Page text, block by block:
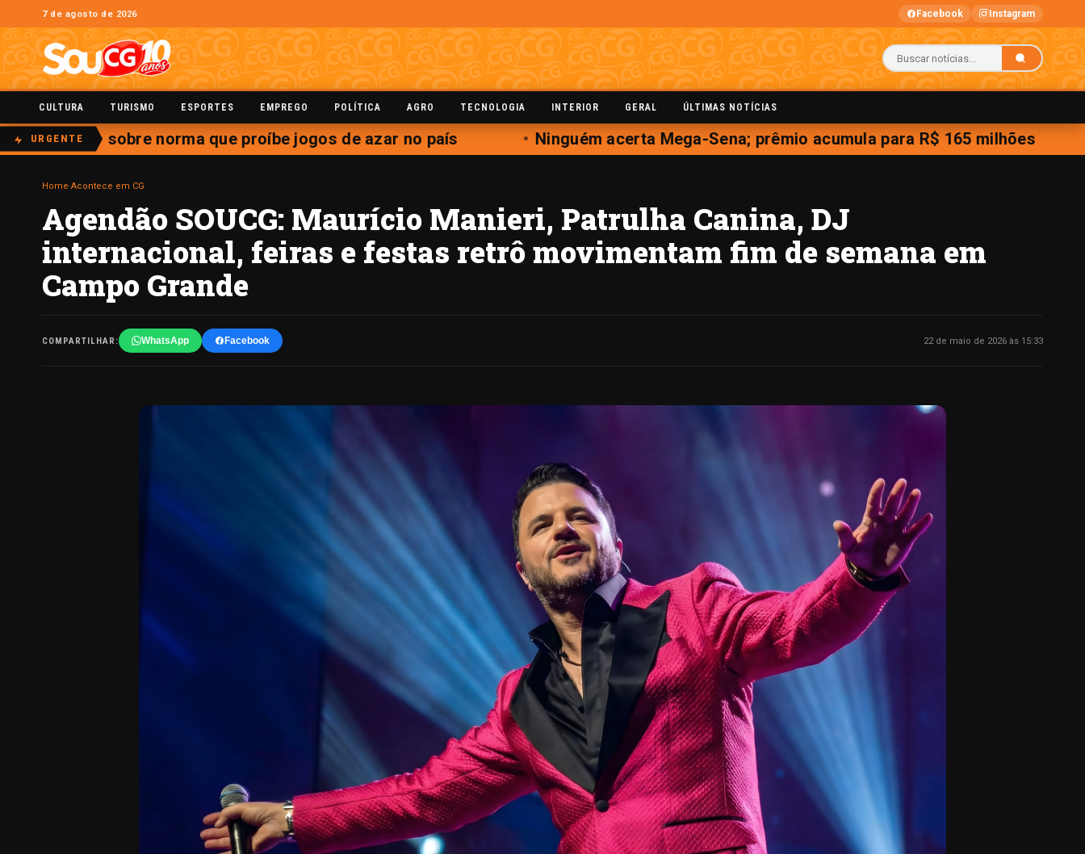
7 de agosto de 2026 Facebook Instagram
CULTURA TURISMO ESPORTES EMPREGO POLÍTICA AGRO TECNOLOGIA INTERIOR GERAL ÚLTIMAS NOTÍCIAS
URGENTE sobre norma que proíbe jogos de azar no país Ninguém acerta Mega-Sena; prêmio acumula para R$ 165 milhões
Home Acontece em CG
Agendão SOUCG: Maurício Manieri, Patrulha Canina, DJ
internacional, feiras e festas retrô movimentam fim de semana em
Campo Grande
COMPARTILHAR: WhatsApp Facebook 22 de maio de 2026 às 15:33